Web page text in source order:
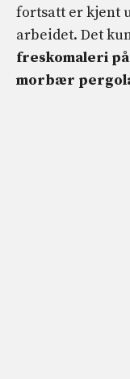
fortsatt er kjent
arbeidet. Det
freskomaleri
morbær